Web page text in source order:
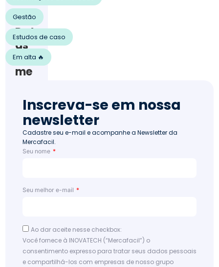
es
190
Dat
as
co
me
ativ
as
de
out
ubr
mo
mai
s no
mês
Gestão
Estudos de caso
Em alta 🔥
Inscreva-se em nossa
newsletter
Cadastre seu e-mail e acompanhe a Newsletter da
Mercafacil.
Seu nome
Seu melhor e-mail
Ao dar aceite nesse checkbox:
Você fornece à INOVATECH (“Mercafacil”) o
consentimento expresso para tratar seus dados pessoais
e compartilhá-los com empresas de nosso grupo